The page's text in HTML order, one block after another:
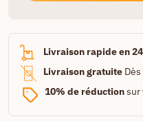
Livraison rapide en
Livraison gratuite
10% de réductionsur